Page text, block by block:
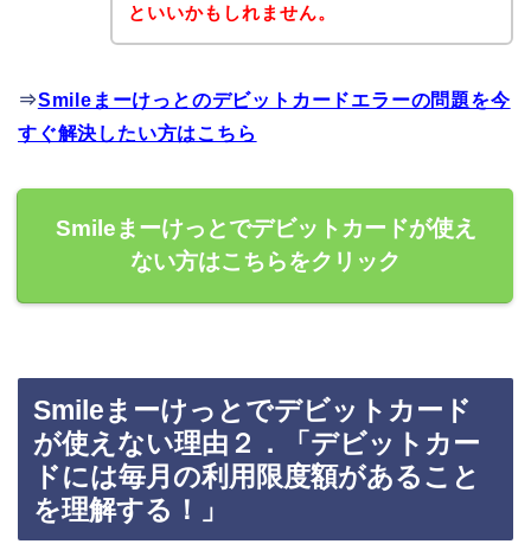
といいかもしれません。
⇒Smileまーけっとのデビットカードエラーの問題を今
すぐ解決したい方はこちら
Smileまーけっとでデビットカードが使え
ない方はこちらをクリック
Smileまーけっとでデビットカード
が使えない理由２．「デビットカー
ドには毎月の利用限度額があること
を理解する！」